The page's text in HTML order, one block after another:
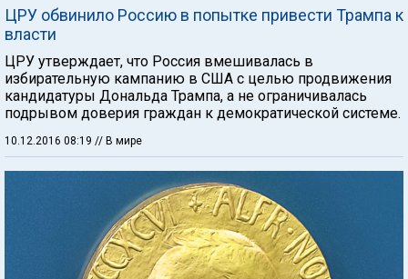
ЦРУ обвинило Россию в попытке привести Трампа к
власти
ЦРУ утверждает, что Россия вмешивалась в
избирательную кампанию в США с целью продвижения
кандидатуры Дональда Трампа, а не ограничивалась
подрывом доверия граждан к демократической системе.
10.12.2016 08:19 // В мире